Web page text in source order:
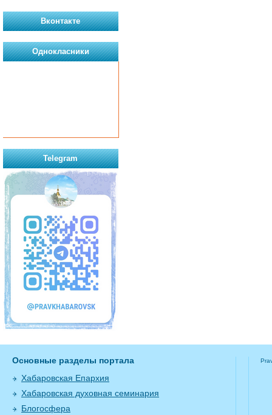
Вконтакте
Однокласники
Telegram
Основные разделы портала
Хабаровская Епархия
Хабаровская духовная семинария
Блогосфера